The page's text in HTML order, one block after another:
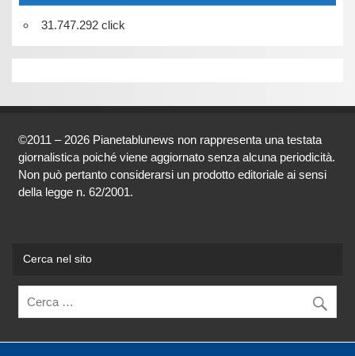
31.747.292 click
©2011 – 2026 Pianetablunews non rappresenta una testata
giornalistica poiché viene aggiornato senza alcuna periodicità.
Non può pertanto considerarsi un prodotto editoriale ai sensi
della legge n. 62/2001.
Cerca nel sito